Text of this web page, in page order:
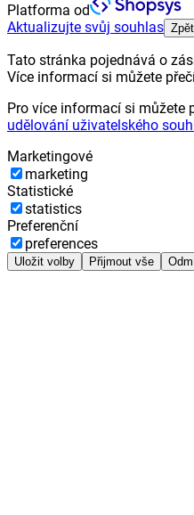
Platforma od
Aktualizujte svůj souhlas
Tato stránka pojednává o
Více informací si můžete
Pro více informací si můžete
udělování uživatelského
Marketingové
marketing
Statistické
statistics
Preferenční
preferences
Uložit volby Přijmout vše